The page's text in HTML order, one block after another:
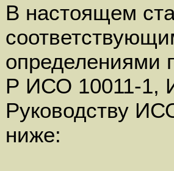
В настоящем
Р ИСО 10011-1,
Руководству
ниже: